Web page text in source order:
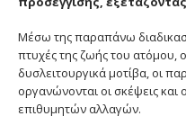
Μέσω της παραπάνω
πτυχές της ζωής του ατόμου,
δυσλειτουργικά μοτίβα, οι
οργανώνονται οι σκέψεις και
επιθυμητών αλλαγών.